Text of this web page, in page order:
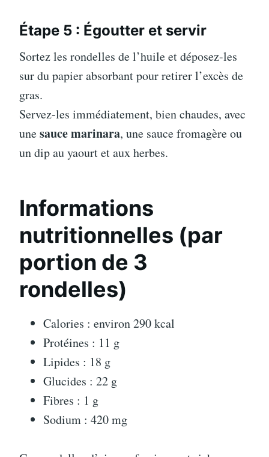
Étape 5 : Égoutter et servir
Sortez les rondelles de l’huile et déposez-les
sur du papier absorbant pour retirer l’excès de
gras.
Servez-les immédiatement, bien chaudes, avec
unesauce marinara, une sauce fromagère ou
un dip au yaourt et aux herbes.
Informations
nutritionnelles (par
portion de 3
rondelles)
Calories : environ 290 kcal
Protéines : 11 g
Lipides : 18 g
Glucides : 22 g
Fibres : 1 g
Sodium : 420 mg